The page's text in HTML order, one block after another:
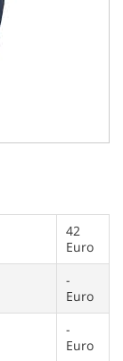
42
Euro
-
Euro
-
Euro